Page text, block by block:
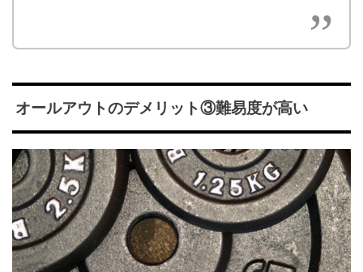
オールアウトのデメリット③難易度が高い